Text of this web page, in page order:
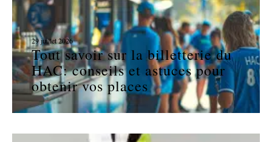
29 juillet 2026
Tout savoir sur la billetterie du
HAC: conseils et astuces pour
obtenir vos places